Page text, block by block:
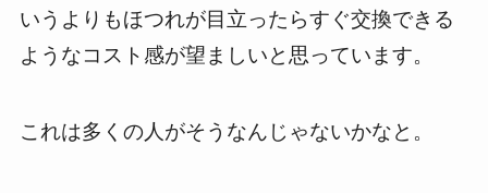
いうよりもほつれが目立ったらすぐ交換できる
ようなコスト感が望ましいと思っています。
これは多くの人がそうなんじゃないかなと。